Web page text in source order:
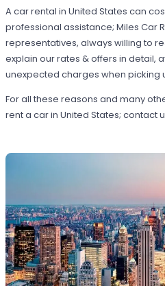
A car rental in United States can
professional assistance; Miles Car
representatives, always willing to
explain our rates & offers in detail,
unexpected charges when picking
For all these reasons and many
rent a car in United States; contact